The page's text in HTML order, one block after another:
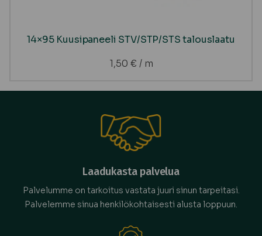
14×95 Kuusipaneeli STV/STP/STS talouslaatu
1,50 € / m
Laadukasta palvelua
Palvelumme on tarkoitus vastata juuri sinun tarpeitasi.
Palvelemme sinua henkilökohtaisesti alusta loppuun.